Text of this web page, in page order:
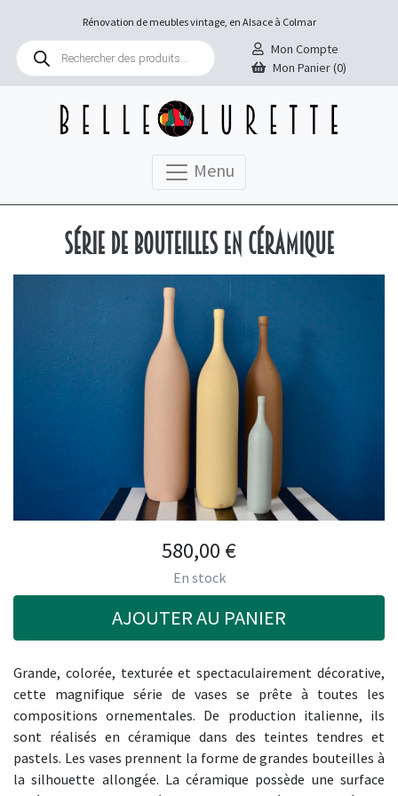
Rénovation de meubles vintage, en Alsace à Colmar
Recherche
produits
Mon Compte
Mon Panier (0)
Menu
Série de bouteilles en céramique
580,00 €
En stock
AJOUTER AU PANIER
Grande, colorée, texturée et spectaculairement décorative,
cette magnifique série de vases se prête à toutes les
compositions ornementales. De production italienne, ils
sont réalisés en céramique dans des teintes tendres et
pastels. Les vases prennent la forme de grandes bouteilles à
la silhouette allongée. La céramique possède une surface